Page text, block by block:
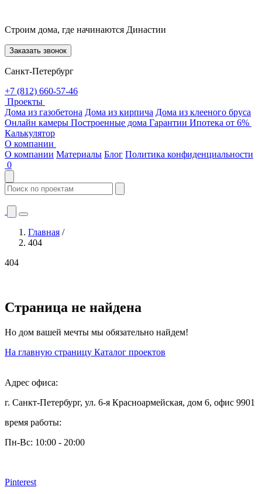
Строим дома, где начинаются Династии
Заказать звонок
Санкт-Петербург
+7 (812) 660-57-46
Проекты
Дома из газобетона Дома из кирпича Дома из клееного бруса
Онлайн камеры Построенные дома Гарантии Ипотека от 6%
Калькулятор
О компании
О компании Материалы Блог Политика конфиденциальности
0
Главная /
404
404
Страница не найдена
Но дом вашей мечты мы обязательно найдем!
На главную страницу Каталог проектов
Адрес офиса:
г. Санкт-Петербург, ул. 6-я Красноармейская, дом 6, офис 9901
время работы:
Пн-Вс: 10:00 - 20:00
Pinterest